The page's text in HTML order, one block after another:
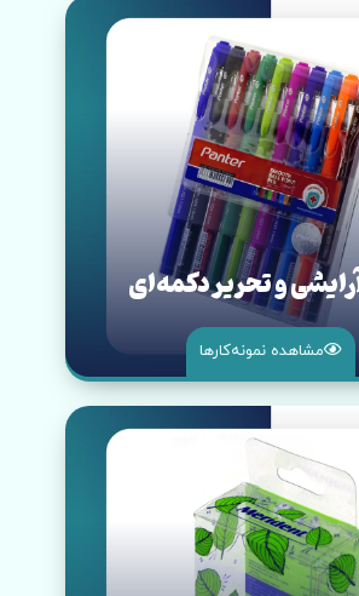
و تحریر دکمه‌ای
مشاهده نمونه‌کار‌ها